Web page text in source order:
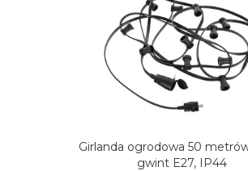
Girlanda ogrodowa 50
gwint E27, IP44